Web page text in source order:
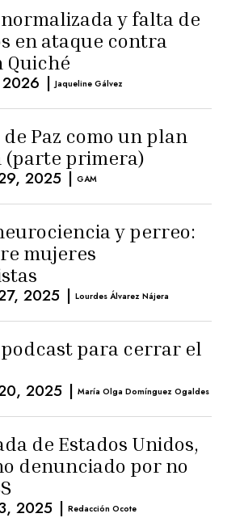
y falta de
en ataque contra
Quiché
| Jaqueline Gálvez
Paz como un plan
(parte primera)
2025 | GAM
y perreo:
mujeres
2025 | Lourdes Álvarez Nájera
podcast para cerrar el
2025 | María Olga Domínguez Ogaldes
de Estados Unidos,
denunciado por no
2025 | Redacción Ocote